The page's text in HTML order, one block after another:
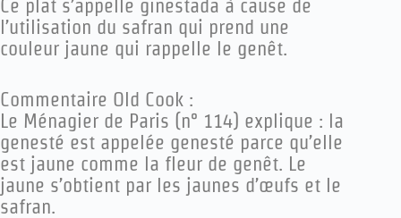
Ce plat s’appelle ginestada à cause de
l’utilisation du safran qui prend une
couleur jaune qui rappelle le genêt.
Commentaire Old Cook :
Le Ménagier de Paris (n° 114) explique : la
genesté est appelée genesté parce qu’elle
est jaune comme la fleur de genêt. Le
jaune s’obtient par les jaunes d’œufs et le
safran.